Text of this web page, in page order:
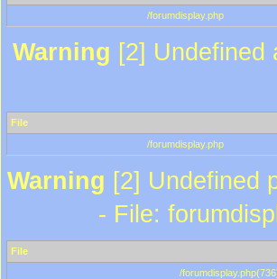
/forumdisplay.php
Warning [2] Undefined
File
/forumdisplay.php
Warning [2] Undefined
- File:
File
/